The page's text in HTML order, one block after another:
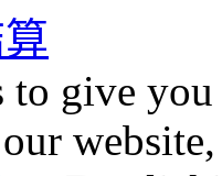
to give